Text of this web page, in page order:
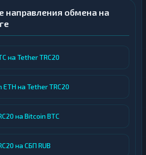
направления обмена на
на Tether TRC20
на Tether TRC20
на Bitcoin BTC
на СБП RUB